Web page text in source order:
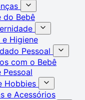
do Bebê
e Higiene
Pessoal
com o Bebê
Pessoal
Hobbies
e Acessórios